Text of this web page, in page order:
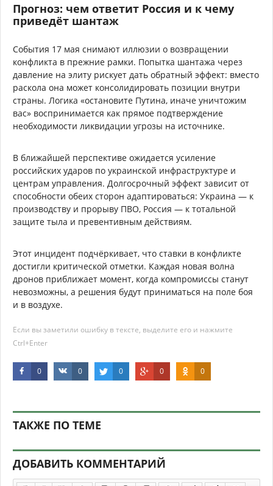
Прогноз: чем ответит Россия и к чему
приведёт шантаж
События 17 мая снимают иллюзии о возвращении
конфликта в прежние рамки. Попытка шантажа через
давление на элиту рискует дать обратный эффект: вместо
раскола она может консолидировать позиции внутри
страны. Логика «остановите Путина, иначе уничтожим
вас» воспринимается как прямое подтверждение
необходимости ликвидации угрозы на источнике.
В ближайшей перспективе ожидается усиление
российских ударов по украинской инфраструктуре и
центрам управления. Долгосрочный эффект зависит от
способности обеих сторон адаптироваться: Украина — к
производству и прорыву ПВО, Россия — к тотальной
защите тыла и превентивным действиям.
Этот инцидент подчёркивает, что ставки в конфликте
достигли критической отметки. Каждая новая волна
дронов приближает момент, когда компромиссы станут
невозможны, а решения будут приниматься на поле боя
и в воздухе.
Если вы заметили ошибку в тексте, выделите его и нажмите
Ctrl+Enter
0 0 0 0 0
ТАКЖЕ ПО ТЕМЕ
ДОБАВИТЬ КОММЕНТАРИЙ